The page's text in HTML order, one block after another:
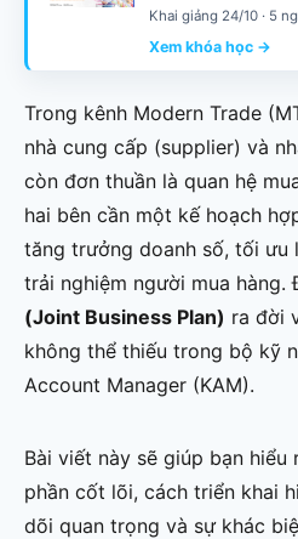
Khai giảng 24/10 · 5
Xem khóa học →
Trong kênh Modern Trade
nhà cung cấp (supplier) và
còn đơn thuần là quan hệ
hai bên cần một kế hoạch
tăng trưởng doanh số, tối ưu
trải nghiệm người mua hàng.
(Joint Business Plan) ra đời
không thể thiếu trong bộ kỹ
Account Manager (KAM).
Bài viết này sẽ giúp bạn hiểu
phần cốt lõi, cách triển khai
dõi quan trọng và sự khác